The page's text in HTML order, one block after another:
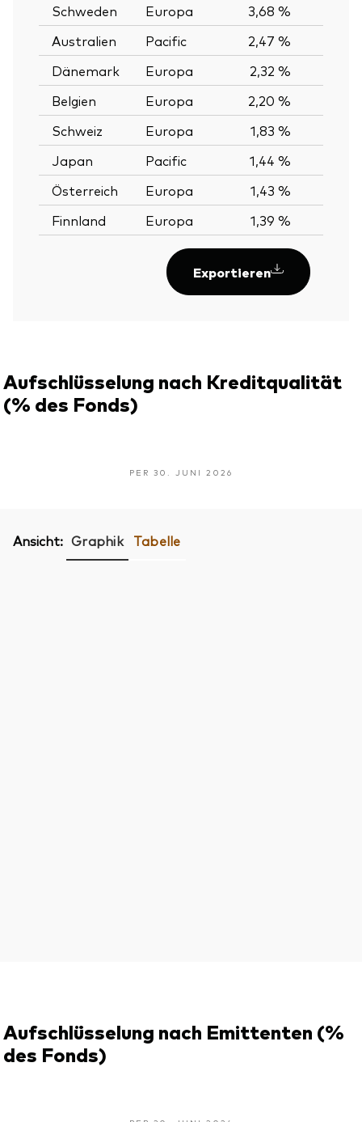
Schweden Europa
3,68 %
Australien
Pacific
2,47 %
Dänemark
Europa
2,32 %
Belgien
Europa
2,20 %
Schweiz
Europa
1,83 %
Japan
Pacific
1,44 %
Österreich
Europa
1,43 %
Finnland
Europa 1,39 %
Exportieren
Aufschlüsselung nach Kreditqualität
(% des Fonds)
PER 30. JUNI 2026
Ansicht: Graphik Tabelle
Aufschlüsselung nach Emittenten (%
des Fonds)